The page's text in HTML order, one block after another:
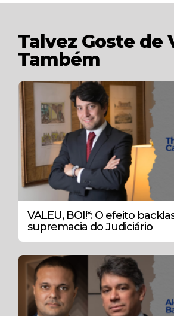
Talvez Goste de
Também
VALEU, BOI!*: O efeito
supremacia do Judiciário